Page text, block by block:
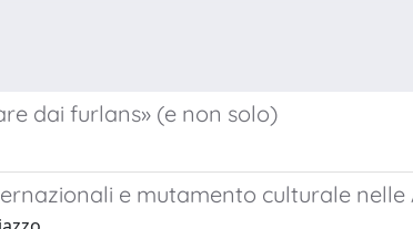
dai furlans» (e non solo)
e mutamento culturale nelle